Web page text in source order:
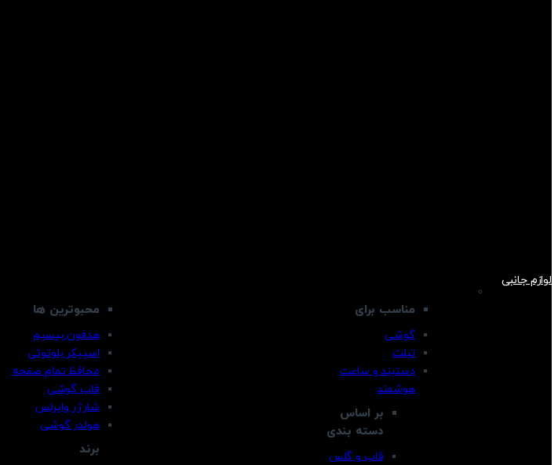
لوازم جانبی
محبوترین ها
هدفون بیسیم
اسپیکر بلوتوثی
محافظ تمام صفحه
قاب گوشی
شارژر وایرلس
هولدر گوشی
برند
مناسب برای
گوشی
تبلت
دستبند و ساعت
هوشمند
بر اساس
دسته بندی
قاب و گلس